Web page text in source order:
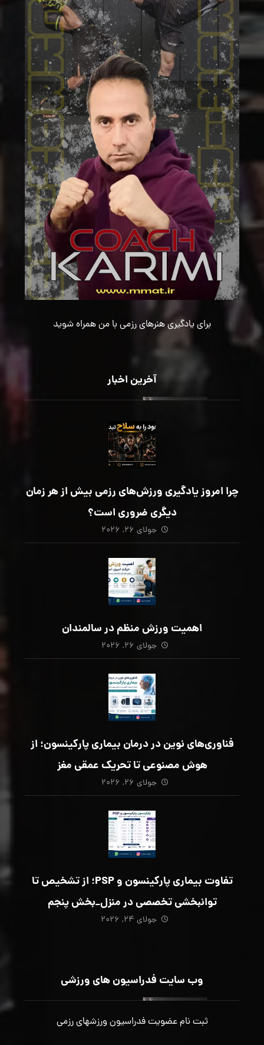
برای یادگیری هنرهای رزمی با من همراه شوید
آخرین اخبار
چرا امروز یادگیری ورزش‌های رزمی بیش از هر زمان
دیگری ضروری است؟
جولای ۲۶, ۲۰۲۶
اهمیت ورزش منظم در سالمندان
جولای ۲۶, ۲۰۲۶
فناوری‌های نوین در درمان بیماری پارکینسون؛ از
هوش مصنوعی تا تحریک عمقی مغز
جولای ۲۶, ۲۰۲۶
تفاوت بیماری پارکینسون و PSP؛ از تشخیص تا
توانبخشی تخصصی در منزل_بخش پنجم
جولای ۲۴, ۲۰۲۶
وب سایت فدراسیون های ورزشی
ثبت نام عضویت فدراسیون ورزشهای رزمی